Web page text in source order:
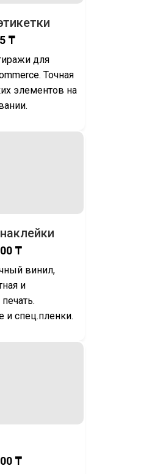
₸
для
Точная
элементов на
₸
винил,
и
и спец.пленки.
₸